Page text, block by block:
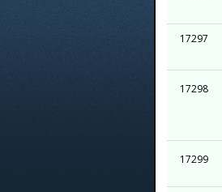
17297
17298
17299